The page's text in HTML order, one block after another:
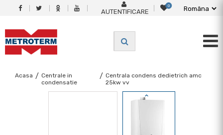
AUTENTIFICARE
0
Acasa / Centrale in
condensatie
/ Centrala condens dedietrich amc
25kw vv